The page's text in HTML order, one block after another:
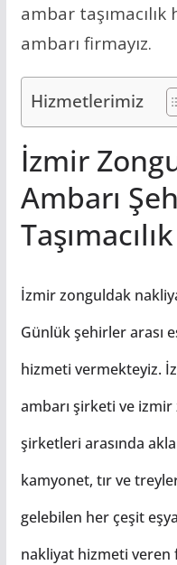
ambar
ambarı firmayız.
Hizmetlerimiz
İzmir
Ambarı
Taşımacılık
İzmir zonguldak
Günlük şehirler arası
hizmeti vermekteyiz.
ambarı şirketi ve
şirketleri arasında
kamyonet, tır ve
gelebilen her çeşit
nakliyat hizmeti veren